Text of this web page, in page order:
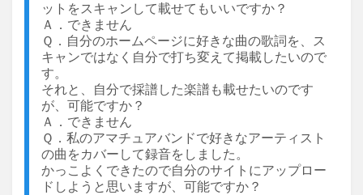
ットをスキャンして載せてもいいですか？
Ａ．できません
Ｑ．自分のホームページに好きな曲の歌詞を、ス
キャンではなく自分で打ち変えて掲載したいので
す。
それと、自分で採譜した楽譜も載せたいのです
が、可能ですか？
Ａ．できません
Ｑ．私のアマチュアバンドで好きなアーティスト
の曲をカバーして録音をしました。
かっこよくできたので自分のサイトにアップロー
ドしようと思いますが、可能ですか？